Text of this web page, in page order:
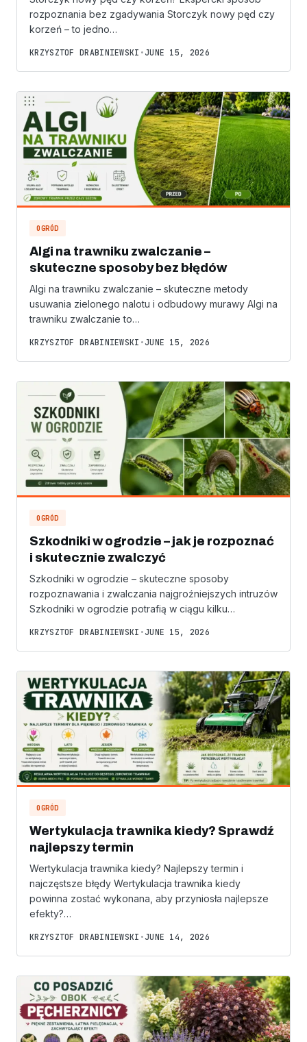
rozpoznania bez zgadywania Storczyk nowy pęd czy
korzeń – to jedno…
KRZYSZTOF DRABINIEWSKI • JUNE 15, 2026
OGRÓD
Algi na trawniku zwalczanie –
skuteczne sposoby bez błędów
Algi na trawniku zwalczanie – skuteczne metody
usuwania zielonego nalotu i odbudowy murawy Algi na
trawniku zwalczanie to…
KRZYSZTOF DRABINIEWSKI • JUNE 15, 2026
OGRÓD
Szkodniki w ogrodzie – jak je rozpoznać
i skutecznie zwalczyć
Szkodniki w ogrodzie – skuteczne sposoby
rozpoznawania i zwalczania najgroźniejszych intruzów
Szkodniki w ogrodzie potrafią w ciągu kilku…
KRZYSZTOF DRABINIEWSKI • JUNE 15, 2026
OGRÓD
Wertykulacja trawnika kiedy? Sprawdź
najlepszy termin
Wertykulacja trawnika kiedy? Najlepszy termin i
najczęstsze błędy Wertykulacja trawnika kiedy
powinna zostać wykonana, aby przyniosła najlepsze
efekty?…
KRZYSZTOF DRABINIEWSKI • JUNE 14, 2026